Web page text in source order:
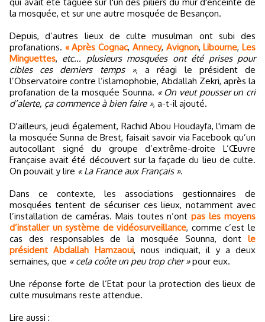
la mosquée, et sur une autre mosquée de Besançon.
Depuis, d’autres lieux de culte musulman ont subi des
profanations. « Après Cognac, Annecy, Avignon,Libourne,Les
Minguettes, etc... plusieurs mosquées ont été prises pour
cibles ces derniers temps », a réagi le président de
l’Observatoire contre l’islamophobie, Abdallah Zekri, après la
profanation de la mosquée Sounna. « On veut pousser un cri
d’alerte, ça commence à bien faire », a-t-il ajouté.
D'ailleurs, jeudi également, Rachid Abou Houdayfa, l'imam de
la mosquée Sunna de Brest, faisait savoir via Facebook qu’un
autocollant signé du groupe d’extrême-droite L’Œuvre
Française avait été découvert sur la façade du lieu de culte.
On pouvait y lire « La France aux Français ».
Dans ce contexte, les associations gestionnaires de
mosquées tentent de sécuriser ces lieux, notamment avec
l’installation de caméras. Mais toutes n’ontpas les moyens
d’installer un système de vidéosurveillance, comme c’est le
cas des responsables de la mosquée Sounna, dont le
président Abdallah Hamzaoui, nous indiquait, il y a deux
semaines, que « cela coûte un peu trop cher »pour eux.
Une réponse forte de l’Etat pour la protection des lieux de
culte musulmans reste attendue.
Lire aussi :